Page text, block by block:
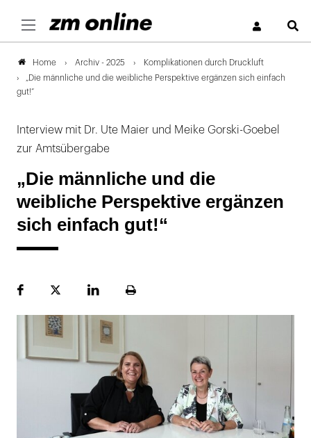
Home Archiv - 2025
Komplikationen durch Druckluft
„Die männliche und die weibliche Perspektive ergänzen sich einfach
gut!“
Interview mit Dr. Ute Maier und Meike Gorski-Goebel
zur Amtsübergabe
„Die männliche und die
weibliche Perspektive ergänzen
sich einfach gut!“
FacebookPlattformLinekdInSeite